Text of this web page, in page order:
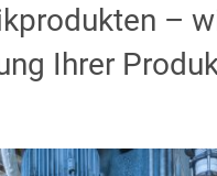
–
Ihrer